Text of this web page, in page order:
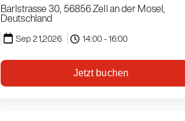
Barlstrasse 30, 56856 Zell an der Mosel,
Deutschland
Sep 21,2026 14:00 - 16:00
Jetzt buchen